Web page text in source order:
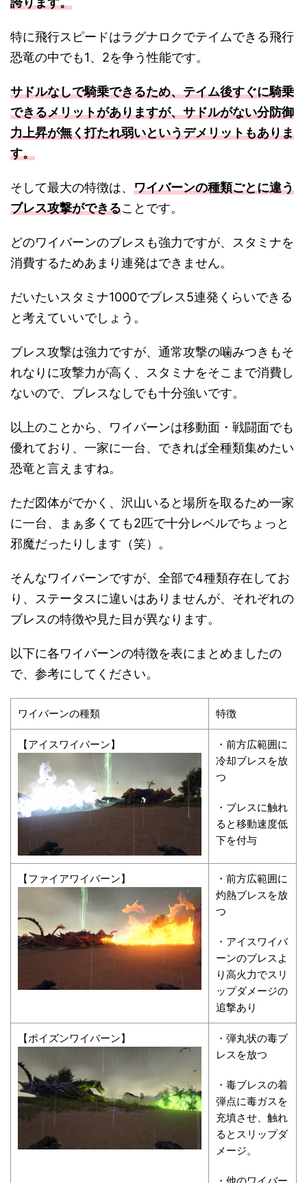
特に飛行スピードはラグナロクでテイムできる飛行
恐竜の中でも1、2を争う性能です。
サドルなしで騎乗できるため、テイム後すぐに騎乗
できるメリットがありますが、サドルがない分防御
力上昇が無く打たれ弱いというデメリットもありま
す。
そして最大の特徴は、 ワイバーンの種類ごとに違う
ブレス攻撃ができることです。
どのワイバーンのブレスも強力ですが、スタミナを
消費するためあまり連発はできません。
だいたいスタミナ1000でブレス5連発くらいできる
と考えていいでしょう。
ブレス攻撃は強力ですが、通常攻撃の噛みつきもそ
れなりに攻撃力が高く、スタミナをそこまで消費し
ないので、ブレスなしでも十分強いです。
以上のことから、ワイバーンは移動面・戦闘面でも
優れており、一家に一台、できれば全種類集めたい
恐竜と言えますね。
ただ図体がでかく、沢山いると場所を取るため一家
に一台、まぁ多くても2匹で十分レベルでちょっと
邪魔だったりします（笑）。
そんなワイバーンですが、全部で4種類存在してお
り、ステータスに違いはありませんが、それぞれの
ブレスの特徴や見た目が異なります。
以下に各ワイバーンの特徴を表にまとめましたの
で、参考にしてください。
ワイバーンの種類 特徴
【アイスワイバーン】
・前方広範囲に
冷却ブレスを放
つ
・ブレスに触れ
ると移動速度低
下を付与
【ファイアワイバーン】
・前方広範囲に
灼熱ブレスを放
つ
・アイスワイバ
ーンのブレスよ
り高火力でスリ
ップダメージの
追撃あり
【ポイズンワイバーン】
・弾丸状の毒ブ
レスを放つ
・毒ブレスの着
弾点に毒ガスを
充填させ、触れ
るとスリップダ
メージ。
・他のワイバー